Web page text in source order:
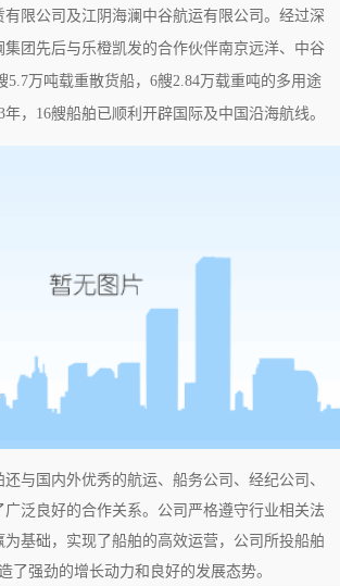
有限公司及江阴海澜中谷航运有限公司。经过深
集团先后与乐橙凯发的合作伙伴南京远洋、中谷
5.7万吨载重散货船，6艘2.84万载重吨的多用途
，16艘船舶已顺利开辟国际及中国沿海航线。
与国内外优秀的航运、船务公司、经纪公司、
泛良好的合作关系。公司严格遵守行业相关法
基础，实现了船舶的高效运营，公司所投船舶
了强劲的增长动力和良好的发展态势。